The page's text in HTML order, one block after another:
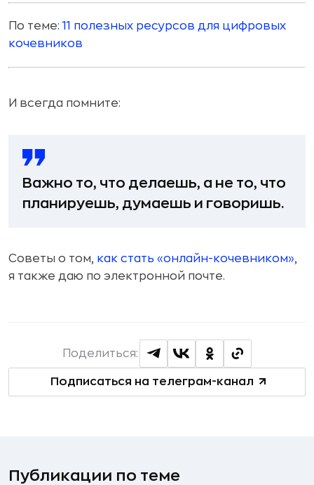
По теме:11 полезных ресурсов для цифровых
кочевников
И всегда помните:
Важно то, что делаешь, а не то, что
планируешь, думаешь и говоришь.
Советы о том, как стать «онлайн-кочевником»,
я также даю по электронной почте.
Подписаться на телеграм-канал
Поделиться:
Публикации по теме